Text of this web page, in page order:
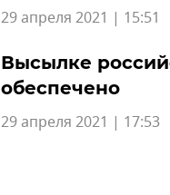
29 апреля 2021 | 15:51
Высылке
обеспечено
29 апреля 2021 | 17:53